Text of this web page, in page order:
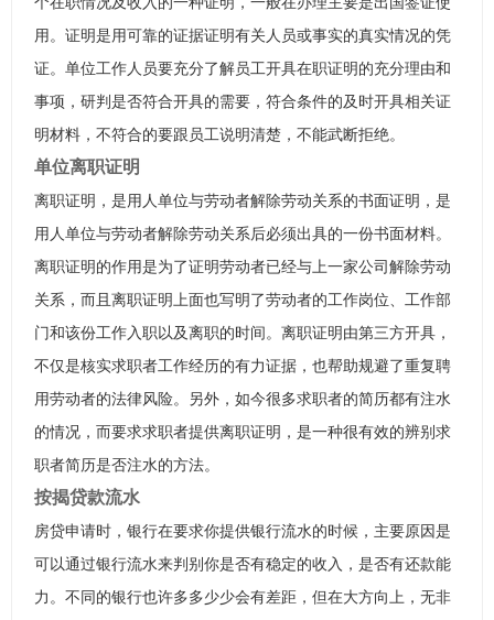
用。证明是用可靠的证据证明有关人员或事实的真实情况的凭
证。单位工作人员要充分了解员工开具在职证明的充分理由和
事项，研判是否符合开具的需要，符合条件的及时开具相关证
明材料，不符合的要跟员工说明清楚，不能武断拒绝。
单位离职证明
离职证明，是用人单位与劳动者解除劳动关系的书面证明，是
用人单位与劳动者解除劳动关系后必须出具的一份书面材料。
离职证明的作用是为了证明劳动者已经与上一家公司解除劳动
关系，而且离职证明上面也写明了劳动者的工作岗位、工作部
门和该份工作入职以及离职的时间。离职证明由第三方开具，
不仅是核实求职者工作经历的有力证据，也帮助规避了重复聘
用劳动者的法律风险。另外，如今很多求职者的简历都有注水
的情况，而要求求职者提供离职证明，是一种很有效的辨别求
职者简历是否注水的方法。
按揭贷款流水
房贷申请时，银行在要求你提供银行流水的时候，主要原因是
可以通过银行流水来判别你是否有稳定的收入，是否有还款能
力。不同的银行也许多多少少会有差距，但在大方向上，无非